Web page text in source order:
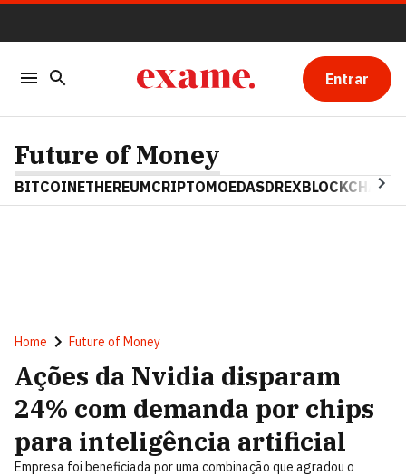
Entrar
Future of Money
BITCOINETHEREUMCRIPTOMOEDASDREXBLOCKCHAIN
Home Future of Money
Ações da Nvidia disparam
24% com demanda por chips
para inteligência artificial
Empresa foi beneficiada por uma combinação que agradou o